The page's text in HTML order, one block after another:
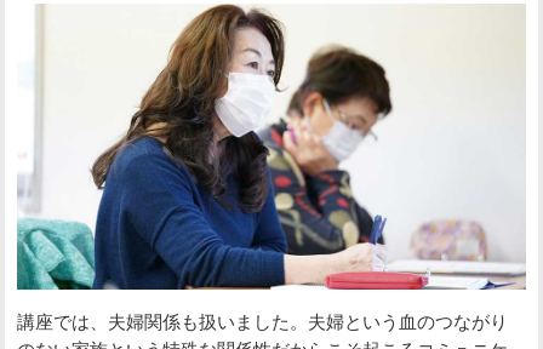
講座では、夫婦関係も扱いました。夫婦という血のつながり